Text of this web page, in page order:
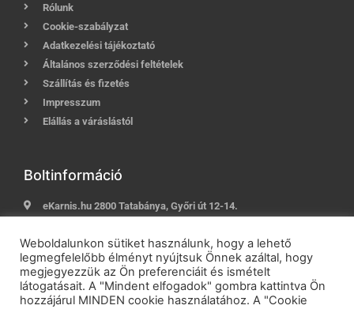
Rólunk
Cookie-szabályzat
Adatkezelési tájékoztató
Általános szerződési feltételek
Szállítás és fizetés
Impresszum
Elállás a váráslástól
Boltinformáció
eKarnis.hu 2800 Tatabánya, Győri út 12-14.
E-mail:info@ekarnis.hu
2021 © eKarnis.hu| Karnis és Függöny Webáruház | Minden
Weboldalunkon sütiket használunk, hogy a lehető
legmegfelelőbb élményt nyújtsuk Önnek azáltal, hogy
megjegyezzük az Ön preferenciáit és ismételt
látogatásait. A "Mindent elfogadok" gombra kattintva Ön
hozzájárul MINDEN cookie használatához. A "Cookie